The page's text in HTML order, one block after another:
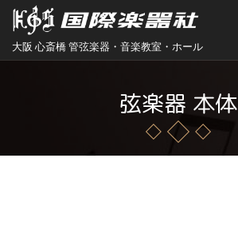
大阪 心斎橋 管弦楽器・音楽教室・ホール
弦楽器 本体